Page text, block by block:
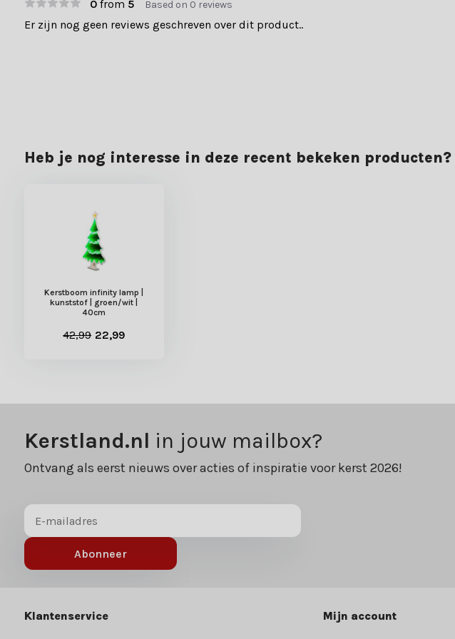
0from 5 Based on 0 reviews
Er zijn nog geen reviews geschreven over dit product..
Heb je nog interesse in deze recent bekeken producten?
Kerstboom infinity lamp |
kunststof | groen/wit |
40cm
42,99 22,99
Kerstland.nl in jouw mailbox?
Ontvang als eerst nieuws over acties of inspiratie voor kerst 2026!
Abonneer
Klantenservice Mijn account